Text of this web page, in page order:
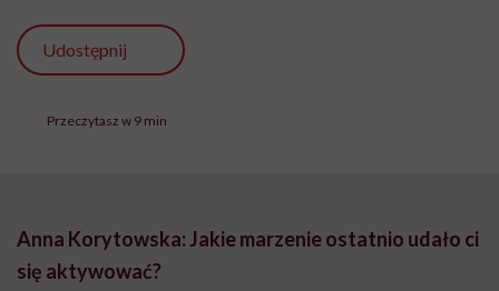
Udostępnij
Przeczytasz w 9 min
Anna Korytowska: Jakie marzenie ostatnio udało ci
się aktywować?